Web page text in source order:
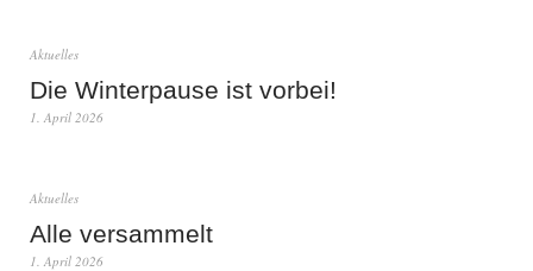
Aktuelles
Die Winterpause ist vorbei!
1. April 2026
Aktuelles
Alle versammelt
1. April 2026